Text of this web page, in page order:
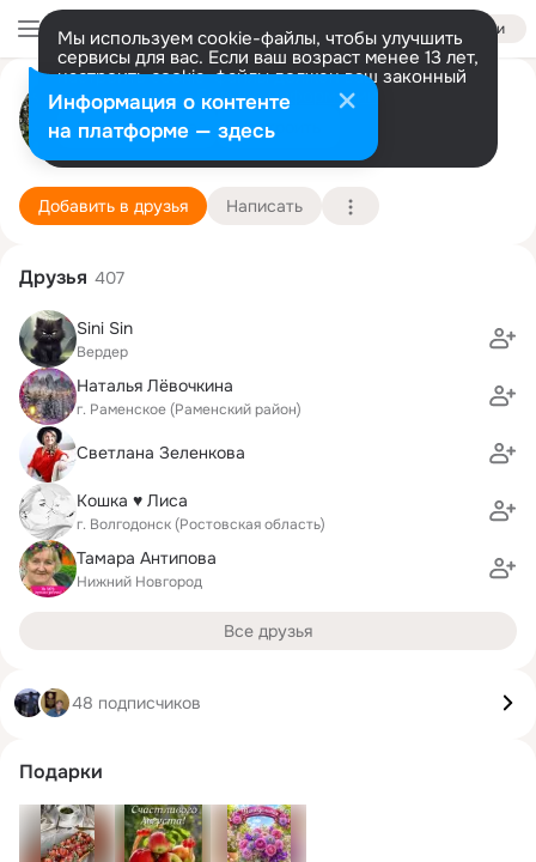
Войти
Мы используем cookie-файлы, чтобы улучшить
сервисы для вас. Если ваш возраст менее 13 лет,
настроить cookie-файлы должен ваш законный
представитель. Больше информации
Разрешить все Настроить
Александр Королёв
Тверь 25 февраля (49 лет)
Подробнее
Добавить в друзья Написать
Друзья 407
Sini Sin
Вердер
Наталья Лёвочкина
г. Раменское (Раменский район)
Светлана Зеленкова
Кошка ♥️ Лиса
г. Волгодонск (Ростовская область)
Тамара Антипова
Нижний Новгород
Все друзья
48 подписчиков
Подарки
Информация о контенте
на платформе — здесь